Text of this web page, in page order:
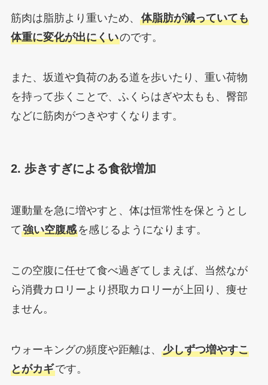
筋肉は脂肪より重いため、 体脂肪が減っていても
体重に変化が出にくいのです。
また、坂道や負荷のある道を歩いたり、重い荷物
を持って歩くことで、ふくらはぎや太もも、臀部
などに筋肉がつきやすくなります。
2. 歩きすぎによる食欲増加
運動量を急に増やすと、体は恒常性を保とうとし
て強い空腹感を感じるようになります。
この空腹に任せて食べ過ぎてしまえば、当然なが
ら消費カロリーより摂取カロリーが上回り、痩せ
ません。
ウォーキングの頻度や距離は、 少しずつ増やすこ
とがカギです。